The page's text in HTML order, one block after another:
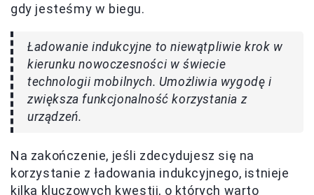
gdy jesteśmy w biegu.
Ładowanie indukcyjne to niewątpliwie krok w
kierunku nowoczesności w świecie
technologii mobilnych. Umożliwia wygodę i
zwiększa funkcjonalność korzystania z
urządzeń.
Na zakończenie, jeśli zdecydujesz się na
korzystanie z ładowania indukcyjnego, istnieje
kilka kluczowych kwestii, o których warto